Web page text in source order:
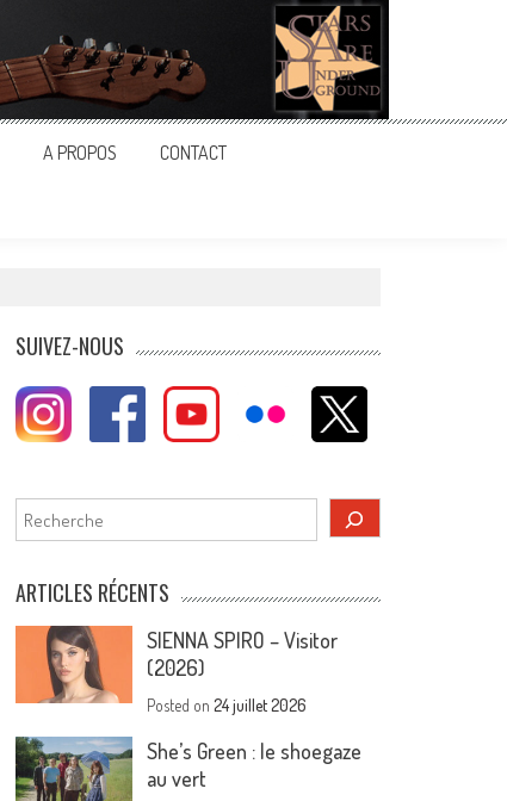
A PROPOS CONTACT
SUIVEZ-NOUS
Rechercher
ARTICLES RÉCENTS
SIENNA SPIRO – Visitor
(2026)
Posted on24 juillet 2026
She’s Green : le shoegaze
au vert